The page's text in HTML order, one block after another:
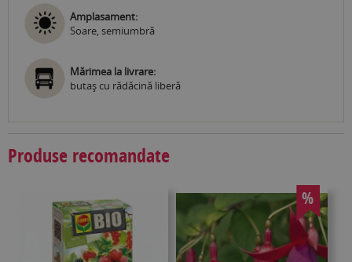
Amplasament:
Soare, semiumbră
Mărimea la livrare:
butaş cu rădăcină liberă
Produse recomandate
%